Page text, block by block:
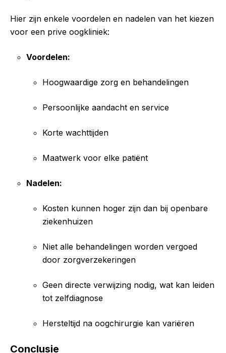
Hier zijn enkele voordelen en nadelen van het kiezen
voor een prive oogkliniek:
Voordelen:
Hoogwaardige zorg en behandelingen
Persoonlijke aandacht en service
Korte wachttijden
Maatwerk voor elke patiënt
Nadelen:
Kosten kunnen hoger zijn dan bij openbare
ziekenhuizen
Niet alle behandelingen worden vergoed
door zorgverzekeringen
Geen directe verwijzing nodig, wat kan leiden
tot zelfdiagnose
Hersteltijd na oogchirurgie kan variëren
Conclusie